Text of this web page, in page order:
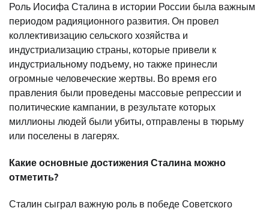
Роль Иосифа Сталина в истории России была важным
периодом радияционного развития. Он провел
коллективизацию сельского хозяйства и
индустриализацию страны, которые привели к
индустриальному подъему, но также принесли
огромные человеческие жертвы. Во время его
правления были проведены массовые репрессии и
политические кампании, в результате которых
миллионы людей были убиты, отправлены в тюрьму
или поселены в лагерях.
Какие основные достижения Сталина можно
отметить?
Сталин сыграл важную роль в победе Советского